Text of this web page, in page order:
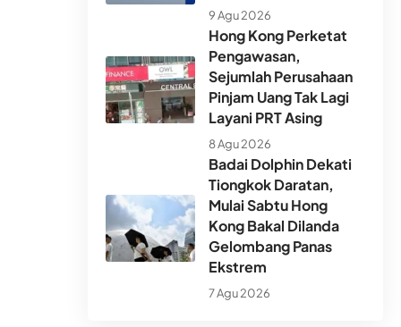
9 Agu 2026
Hong Kong Perketat
Pengawasan,
Sejumlah Perusahaan
Pinjam Uang Tak Lagi
Layani PRT Asing
8 Agu 2026
Badai Dolphin Dekati
Tiongkok Daratan,
Mulai Sabtu Hong
Kong Bakal Dilanda
Gelombang Panas
Ekstrem
7 Agu 2026